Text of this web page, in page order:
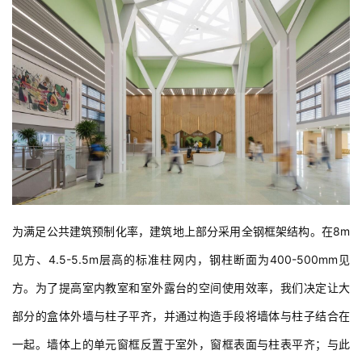
城
市
与
景
观
筑
专
极
工
登录
为满足公共建筑预制化率，建筑地上部分采用全钢框架结构。在8m
方。为了提高室内教室和室外露台的空间使用效率，我们决定让大
部分的盒体外墙与柱子平齐，并通过构造手段将墙体与柱子结合在
一起。墙体上的单元窗框反置于室外，窗框表面与柱表平齐；与此
同时，每根柱子在防锈与防火涂料外包的铝板饰面都拆分为四个转
角，中间是内凹的深灰色铝板条缝。这样，一根柱子在立面上被拆